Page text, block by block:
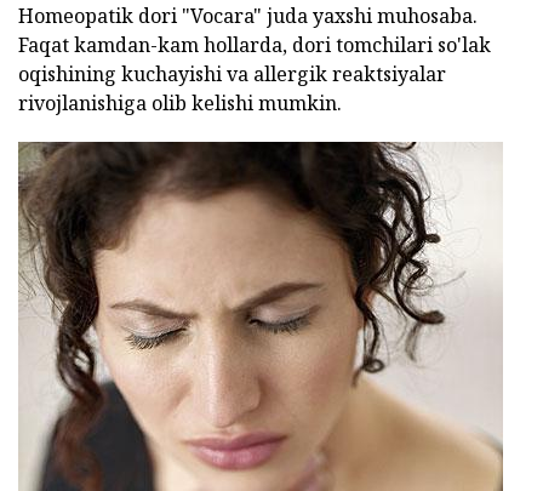
Homeopatik dori "Vocara" juda yaxshi muhosaba.
Faqat kamdan-kam hollarda, dori tomchilari so'lak
oqishining kuchayishi va allergik reaktsiyalar
rivojlanishiga olib kelishi mumkin.